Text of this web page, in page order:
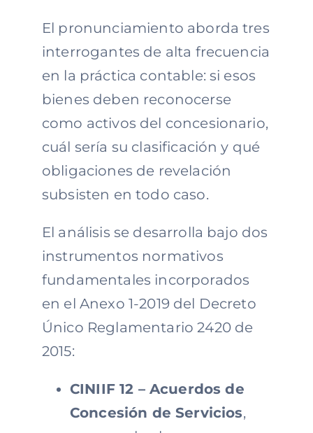
El pronunciamiento aborda tres
interrogantes de alta frecuencia
en la práctica contable: si esos
bienes deben reconocerse
como activos del concesionario,
cuál sería su clasificación y qué
obligaciones de revelación
subsisten en todo caso.
El análisis se desarrolla bajo dos
instrumentos normativos
fundamentales incorporados
en el Anexo 1-2019 del Decreto
Único Reglamentario 2420 de
2015:
CINIIF 12 – Acuerdos de
Concesión de Servicios,